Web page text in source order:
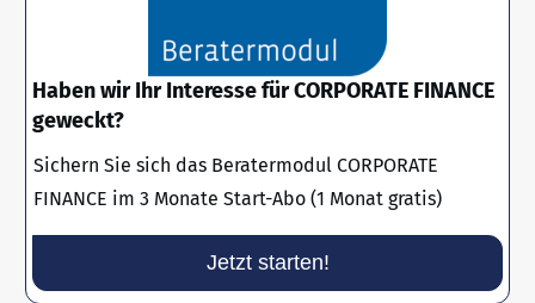
Haben wir Ihr Interesse für CORPORATE FINANCE
geweckt?
Sichern Sie sich das Beratermodul CORPORATE
FINANCE im 3 Monate Start-Abo (1 Monat gratis)
Jetzt starten!